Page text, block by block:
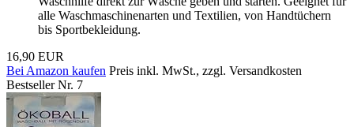
alle Waschmaschinenarten und Textilien, von Handtüchern
bis Sportbekleidung.
16,90 EUR
Bei Amazon kaufen Preis inkl. MwSt., zzgl. Versandkosten
Bestseller Nr. 7